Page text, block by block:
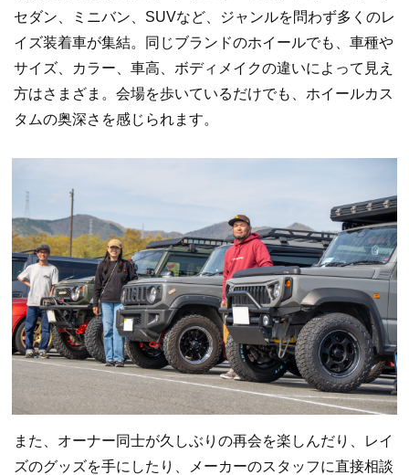
セダン、ミニバン、SUVなど、ジャンルを問わず多くのレ
イズ装着車が集結。同じブランドのホイールでも、車種や
サイズ、カラー、車高、ボディメイクの違いによって見え
方はさまざま。会場を歩いているだけでも、ホイールカス
タムの奥深さを感じられます。
また、オーナー同士が久しぶりの再会を楽しんだり、レイ
ズのグッズを手にしたり、メーカーのスタッフに直接相談